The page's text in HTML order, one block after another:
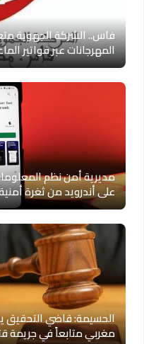
فاس.. الشركة الجهوية
المهرجانات عبر فواتير
مديرية أمن نظم
على أندرويد من ثغرة
الحسيمة: قاضي
مغربي متابعاً في جريمة